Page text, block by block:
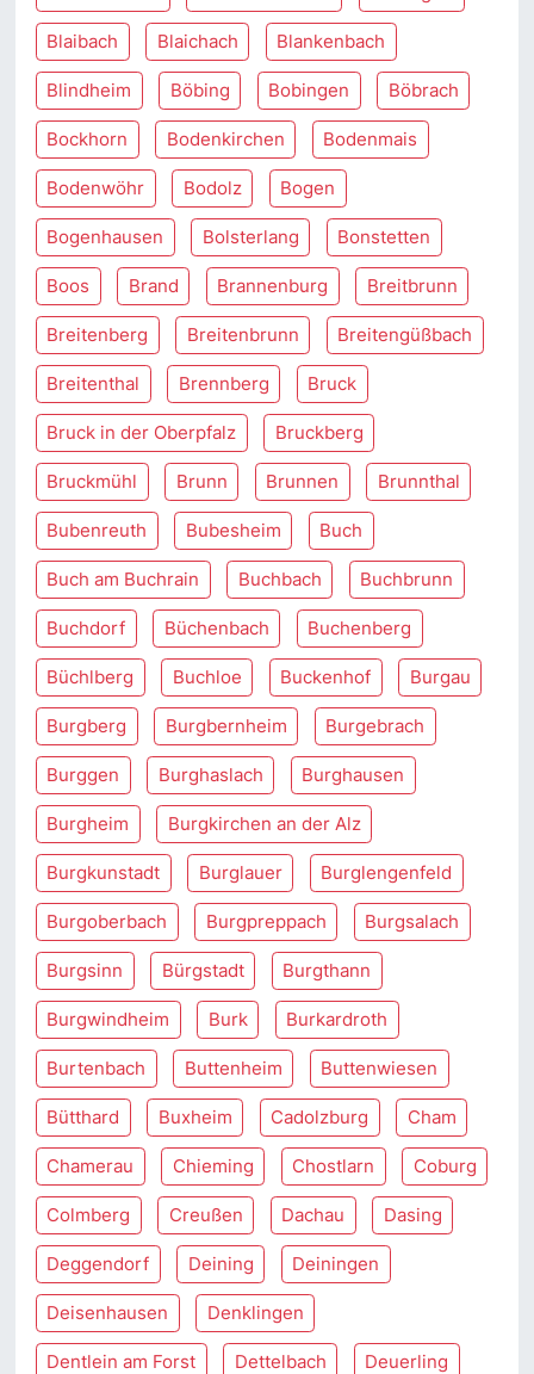
Blaibach Blaichach Blankenbach
Blindheim Böbing Bobingen Böbrach
Bockhorn Bodenkirchen Bodenmais
Bodenwöhr Bodolz Bogen
Bogenhausen Bolsterlang Bonstetten
Boos Brand Brannenburg Breitbrunn
Breitenberg Breitenbrunn Breitengüßbach
Breitenthal Brennberg Bruck
Bruck in der Oberpfalz Bruckberg
Bruckmühl Brunn Brunnen Brunnthal
Bubenreuth Bubesheim Buch
Buch am Buchrain Buchbach Buchbrunn
Buchdorf Büchenbach Buchenberg
Büchlberg Buchloe Buckenhof Burgau
Burgberg Burgbernheim Burgebrach
Burggen Burghaslach Burghausen
Burgheim Burgkirchen an der Alz
Burgkunstadt Burglauer Burglengenfeld
Burgoberbach Burgpreppach Burgsalach
Burgsinn Bürgstadt Burgthann
Burgwindheim Burk Burkardroth
Burtenbach Buttenheim Buttenwiesen
Bütthard Buxheim Cadolzburg Cham
Chamerau Chieming Chostlarn Coburg
Colmberg Creußen Dachau Dasing
Deggendorf Deining Deiningen
Deisenhausen Denklingen
Dentlein am Forst Dettelbach Deuerling